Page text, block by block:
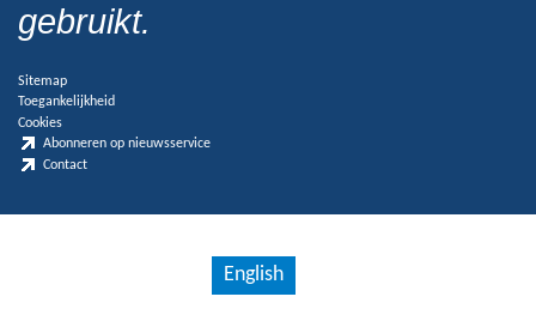
gebruikt.
Sitemap
Toegankelijkheid
Cookies
Abonneren op nieuwsservice
Contact
English